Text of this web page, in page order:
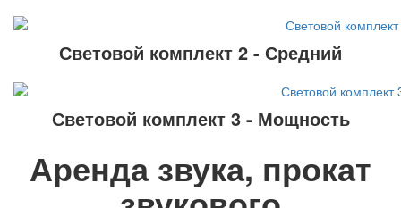
Световой комплект 2 - Средний
Световой комплект 3 - Мощность
Аренда звука, прокат